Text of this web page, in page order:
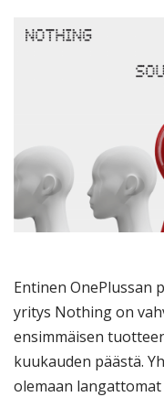
Entinen OnePlussan
yritys Nothing on
ensimmäisen
kuukauden päästä.
olemaan